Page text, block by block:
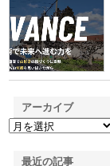
アーカイブ
最近の記事